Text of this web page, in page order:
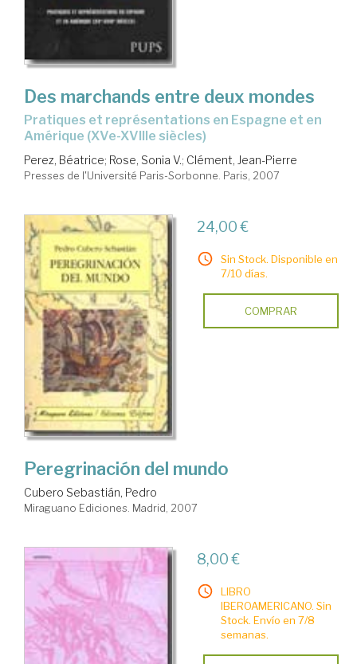
Des marchands entre deux mondes
pratiques et représentations en Espagne et en
Amérique (XVe-XVIIIe siècles)
Perez, Béatrice; Rose, Sonia V.; Clément, Jean-Pierre
Presses de l'Université Paris-Sorbonne. Paris, 2007
24,00 €
Sin Stock. Disponible en
7/10 días.
COMPRAR
Peregrinación del mundo
Cubero Sebastián, Pedro
Miraguano Ediciones. Madrid, 2007
8,00 €
LIBRO
IBEROAMERICANO. Sin
Stock. Envío en 7/8
semanas.